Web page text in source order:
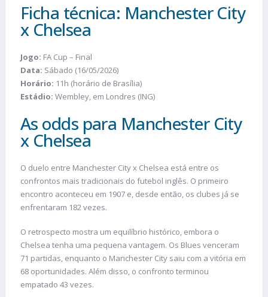
Ficha técnica: Manchester City
x Chelsea
Jogo: FA Cup – Final
Data: Sábado (16/05/2026)
Horário: 11h (horário de Brasília)
Estádio: Wembley, em Londres (ING)
As odds para Manchester City
x Chelsea
O duelo entre Manchester City x Chelsea está entre os
confrontos mais tradicionais do futebol inglês. O primeiro
encontro aconteceu em 1907 e, desde então, os clubes já se
enfrentaram 182 vezes.
O retrospecto mostra um equilíbrio histórico, embora o
Chelsea tenha uma pequena vantagem. Os Blues venceram
71 partidas, enquanto o Manchester City saiu com a vitória em
68 oportunidades. Além disso, o confronto terminou
empatado 43 vezes.